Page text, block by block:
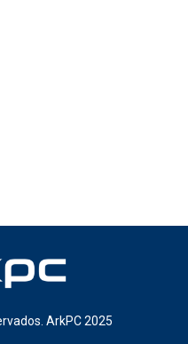
ArkPC 2025